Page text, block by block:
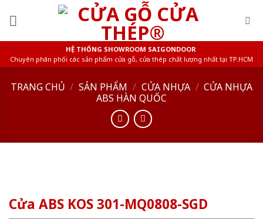
HỆ THỐNG SHOWROOM SAIGONDOOR
Chuyên phân phối các sản phẩm cửa gỗ, cửa thép chất lượng nhất tại TP.HCM
TRANG CHỦ / SẢN PHẨM / CỬA NHỰA / CỬA NHỰA
ABS HÀN QUỐC
Cửa ABS KOS 301-MQ0808-SGD